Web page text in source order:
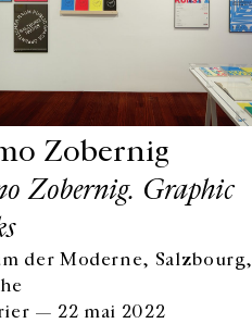
Zobernig
Zobernig. Graphic
der Moderne, Salzbourg,
— 22 mai 2022